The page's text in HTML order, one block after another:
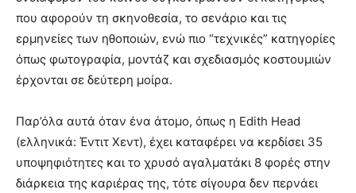
που αφορούν τη σκηνοθεσία, το σενάριο και τις
ερμηνείες των ηθοποιών, ενώ πιο “τεχνικές” κατηγορίες
όπως φωτογραφία, μοντάζ και σχεδιασμός κοστουμιών
έρχονται σε δεύτερη μοίρα.
Παρ’όλα αυτά όταν ένα άτομο, όπως η Edith Head
(ελληνικά: Έντιτ Χεντ), έχει καταφέρει να κερδίσει 35
υποψηφιότητες και το χρυσό αγαλματάκι 8 φορές στην
διάρκεια της καριέρας της, τότε σίγουρα δεν περνάει